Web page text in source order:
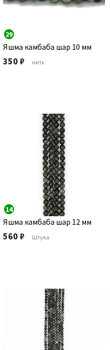
29
Яшма камбаба шар 10 мм
350 ₽ нить
14
Яшма камбаба шар 12 мм
560 ₽ Штука